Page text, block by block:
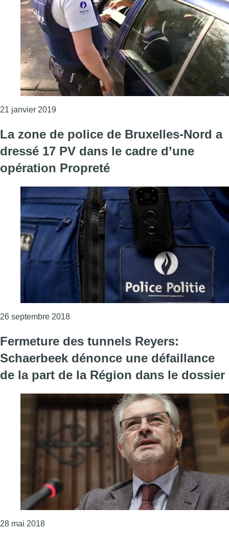
21 janvier 2019Consulter l'article "La police de Bruxelles-
La zone de police de Bruxelles-Nord a
dressé 17 PV dans le cadre d’une
opération Propreté
26 septembre 2018Consulter l'article "La zone de police de
Fermeture des tunnels Reyers:
Schaerbeek dénonce une défaillance
de la part de la Région dans le dossier
28 mai 2018Consulter l'article "Fermeture des tunnels